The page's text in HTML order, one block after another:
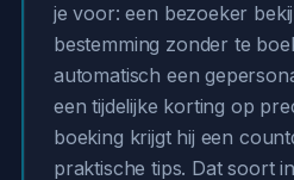
je voor: een bezoeker
bestemming zonder te
automatisch een
een tijdelijke korting op
boeking krijgt hij een
praktische tips. Dat soort